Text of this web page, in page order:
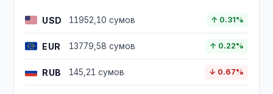
USD 11952,10 сумов ↑ 0.31%
EUR 13779,58 сумов ↑ 0.22%
RUB 145,21 сумов ↓ 0.67%